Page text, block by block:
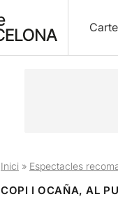
Inici» Espectacles
COPI I OCAÑA, AL